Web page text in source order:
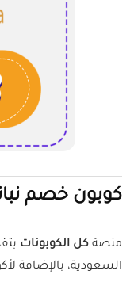
كوبون خصم
منصة كل الكوبونات
السعودية، بالإضافة